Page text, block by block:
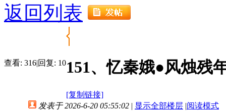
返回列表
查看: 316|回复: 10151、忆秦娥●风烛残
[复制链接]
发表于 2026-6-20 05:55:02 | 显示全部楼层 |阅读模式